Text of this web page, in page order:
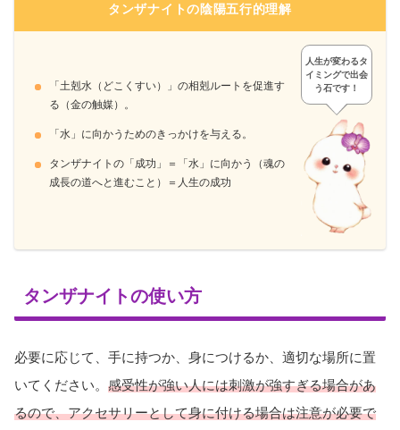
タンザナイトの陰陽五行的理解
「土剋水（どこくすい）」の相剋ルートを促進す
る（金の触媒）。
「水」に向かうためのきっかけを与える。
タンザナイトの「成功」＝「水」に向かう（魂の
成長の道へと進むこと）＝人生の成功
人生が変わるタ
イミングで出会
う石です！
タンザナイトの使い方
必要に応じて、手に持つか、身につけるか、適切な場所に置
いてください。 感受性が強い人には刺激が強すぎる場合があ
るので、アクセサリーとして身に付ける場合は注意が必要で